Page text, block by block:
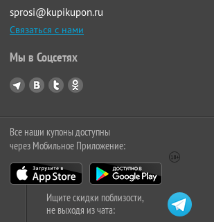
sprosi@kupikupon.ru
Связаться с нами
Мы в Соцсетях
Все наши купоны доступны
через Мобильное Приложение:
Ищите скидки поблизости,
не выходя из чата: